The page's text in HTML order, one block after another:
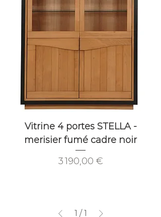
Vitrine 4 portes STELLA -
merisier fumé cadre noir
Prix
3 190,00 €
1 / 1